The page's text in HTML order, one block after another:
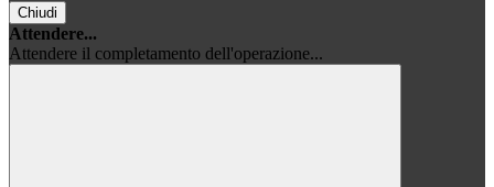
Chiudi
Attendere...
Attendere il completamento dell'operazione...